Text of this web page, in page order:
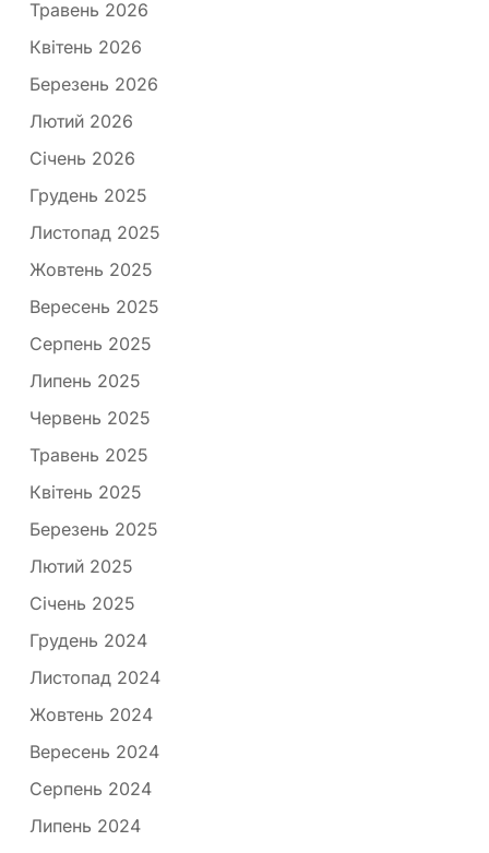
Травень 2026
Квітень 2026
Березень 2026
Лютий 2026
Січень 2026
Грудень 2025
Листопад 2025
Жовтень 2025
Вересень 2025
Серпень 2025
Липень 2025
Червень 2025
Травень 2025
Квітень 2025
Березень 2025
Лютий 2025
Січень 2025
Грудень 2024
Листопад 2024
Жовтень 2024
Вересень 2024
Серпень 2024
Липень 2024